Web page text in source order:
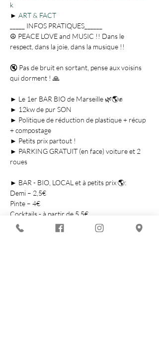
k
► ART & FACT
_____ INFOS PRATIQUES______
☮️ PEACE LOVE and MUSIC !! Dans le
🔇 Pas de bruit en sortant, pense aux voisins
► Le 1er BAR BIO de Marseille 🌿🌎✊
► 12kw de pur SON
► Politique de réduction de plastique + récup
+ compostage
► Petits prix partout !
► PARKING GRATUIT (en face) voiture et 2
► BAR - BIO, LOCAL et à petits prix 🌎:
Demi – 2,5€
Pinte – 4€
Cocktails - à partir de 5,5€
Verre de vin - à partir…